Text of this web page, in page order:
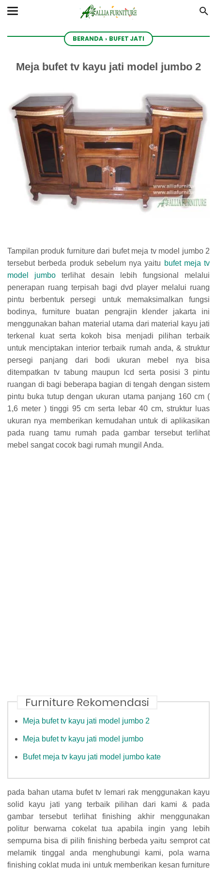
BERANDA › BUFET JATI
Meja bufet tv kayu jati model jumbo 2
Tampilan produk furniture dari bufet meja tv model jumbo 2
tersebut berbeda produk sebelum nya yaitu bufet meja tv
model jumbo terlihat desain lebih fungsional melalui
penerapan ruang terpisah bagi dvd player melalui ruang
pintu berbentuk persegi untuk memaksimalkan fungsi
bodinya, furniture buatan pengrajin klender jakarta ini
menggunakan bahan material utama dari material kayu jati
terkenal kuat serta kokoh bisa menjadi pilihan terbaik
untuk menciptakan interior terbaik rumah anda, & struktur
persegi panjang dari bodi ukuran mebel nya bisa
ditempatkan tv tabung maupun lcd serta posisi 3 pintu
ruangan di bagi beberapa bagian di tengah dengan sistem
pintu buka tutup dengan ukuran utama panjang 160 cm (
1,6 meter ) tinggi 95 cm serta lebar 40 cm, struktur luas
ukuran nya memberikan kemudahan untuk di aplikasikan
pada ruang tamu rumah pada gambar tersebut terlihat
mebel sangat cocok bagi rumah mungil Anda.
Furniture Rekomendasi
Meja bufet tv kayu jati model jumbo 2
Meja bufet tv kayu jati model jumbo
Bufet meja tv kayu jati model jumbo kate
pada bahan utama bufet tv lemari rak menggunakan kayu
solid kayu jati yang terbaik pilihan dari kami & pada
gambar tersebut terlihat finishing akhir menggunakan
politur berwarna cokelat tua apabila ingin yang lebih
sempurna bisa di pilih finishing berbeda yaitu semprot cat
melamik tinggal anda menghubungi kami, pola warna
finishing coklat muda ini untuk memberikan kesan furniture